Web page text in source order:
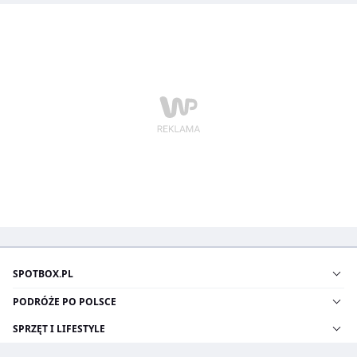
SPOTBOX.PL
PODRÓŻE PO POLSCE
SPRZĘT I LIFESTYLE